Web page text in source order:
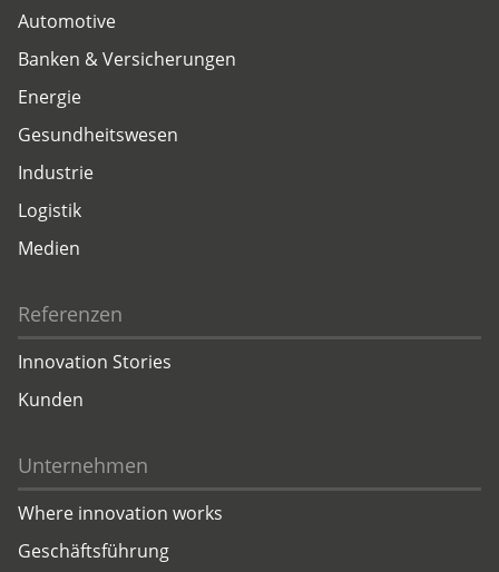
Automotive
Banken & Versicherungen
Energie
Gesundheitswesen
Industrie
Logistik
Medien
Referenzen
Innovation Stories
Kunden
Unternehmen
Where innovation works
Geschäftsführung